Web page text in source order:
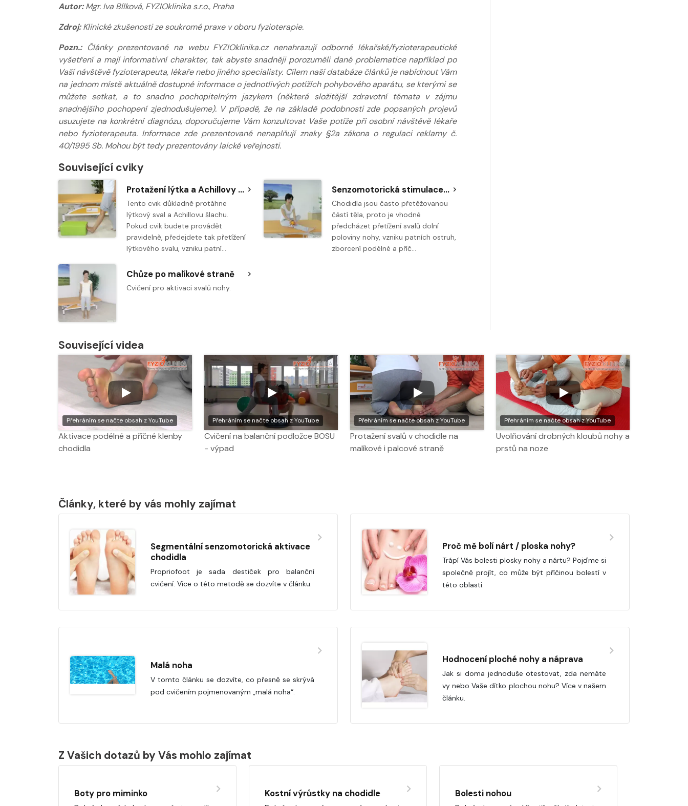
Autor:Mgr. Iva Bílková, FYZIOklinika s.r.o., Praha
Zdroj:Klinické zkušenosti ze soukromé praxe v oboru fyzioterapie.
Pozn.:Články prezentované na webu FYZIOklinika.cz nenahrazují odborné lékařské/fyzioterapeutické
vyšetření a mají informativní charakter, tak abyste snadněji porozuměli dané problematice například po
Vaší návštěvě fyzioterapeuta, lékaře nebo jiného specialisty. Cílem naší databáze článků je nabídnout Vám
na jednom místě aktuálně dostupné informace o jednotlivých potížích pohybového aparátu, se kterými se
můžete setkat, a to snadno pochopitelným jazykem (některá složitější zdravotní témata v zájmu
snadnějšího pochopení zjednodušujeme). V případě, že na základě podobnosti zde popsaných projevů
usuzujete na konkrétní diagnózu, doporučujeme Vám konzultovat Vaše potíže při osobní návštěvě lékaře
nebo fyzioterapeuta. Informace zde prezentované nenaplňují znaky §2a zákona o regulaci reklamy č.
40/1995 Sb. Mohou být tedy prezentovány laické veřejnosti.
Související cviky
Protažení lýtka a Achillovy šlachy - modifikace na schodu
Tento cvik důkladně protáhne
lýtkový sval a Achillovu šlachu.
Pokud cvik budete provádět
pravidelně, předejdete tak přetížení
lýtkového svalu, vzniku patní…
Senzomotorická stimulace plosek - uvolňování chodidla pomocí ježka
Chodidla jsou často přetěžovanou
částí těla, proto je vhodné
předcházet přetížení svalů dolní
poloviny nohy, vzniku patních ostruh,
zborcení podélné a příč…
Chůze po malíkové straně
Cvičení pro aktivaci svalů nohy.
Související videa
Přehráním se načte obsah z YouTube
Aktivace podélné a příčné klenby
chodidla
Přehráním se načte obsah z YouTube
Cvičení na balanční podložce BOSU
- výpad
Přehráním se načte obsah z YouTube
Protažení svalů v chodidle na
malíkové i palcové straně
Přehráním se načte obsah z YouTube
Uvolňování drobných kloubů nohy a
prstů na noze
Články, které by vás mohly zajímat
Segmentální senzomotorická aktivace
chodidla
Propriofoot je sada destiček pro balanční
cvičení. Více o této metodě se dozvíte v článku.
Proč mě bolí nárt / ploska nohy?
Trápí Vás bolesti plosky nohy a nártu? Pojďme si
společně projít, co může být příčinou bolestí v
této oblasti.
Malá noha
V tomto článku se dozvíte, co přesně se skrývá
pod cvičením pojmenovaným „malá noha“.
Hodnocení ploché nohy a náprava
Jak si doma jednoduše otestovat, zda nemáte
vy nebo Vaše dítko plochou nohu? Více v našem
článku.
Z Vašich dotazů by Vás mohlo zajímat
Boty pro miminko Kostní výrůstky na chodidle Bolesti nohou